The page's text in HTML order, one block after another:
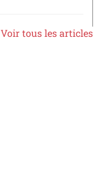
Voir tous les articles